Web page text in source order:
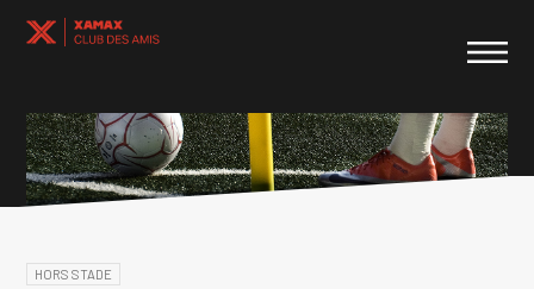
HORS STADE